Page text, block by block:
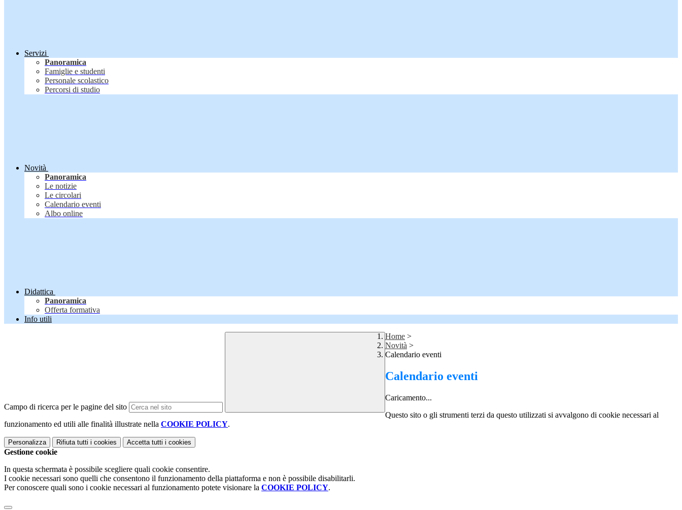
Servizi
Panoramica
Famiglie e studenti
Personale scolastico
Percorsi di studio
Novità
Panoramica
Le notizie
Le circolari
Calendario eventi
Albo online
Didattica
Panoramica
Offerta formativa
Info utili
Campo di ricerca per le pagine del sito
Home >
Novità >
Calendario eventi
Calendario eventi
Caricamento...
Questo sito o gli strumenti terzi da questo utilizzati si avvalgono di cookie necessari al
funzionamento ed utili alle finalità illustrate nella COOKIE POLICY.
Personalizza Rifiuta tutti i cookies Accetta tutti i cookies
Gestione cookie
In questa schermata è possibile scegliere quali cookie consentire.
I cookie necessari sono quelli che consentono il funzionamento della piattaforma e non è possibile disabilitarli.
Per conoscere quali sono i cookie necessari al funzionamento potete visionare la COOKIE POLICY.